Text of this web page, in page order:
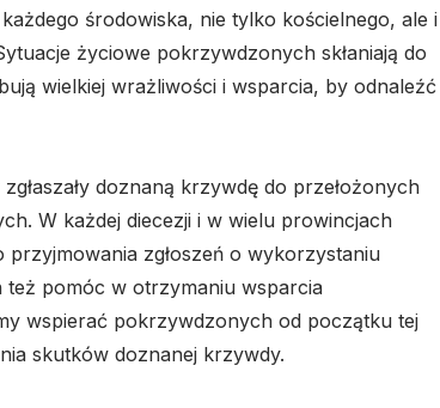
środowiska, nie tylko kościelnego, ale i
życiowe pokrzywdzonych skłaniają do
wielkiej wrażliwości i wsparcia, by odnaleźć
doznaną krzywdę do przełożonych
W każdej diecezji i w wielu prowincjach
zgłoszeń o wykorzystaniu
też pomóc w otrzymaniu wsparcia
wspierać pokrzywdzonych od początku tej
skutków doznanej krzywdy.